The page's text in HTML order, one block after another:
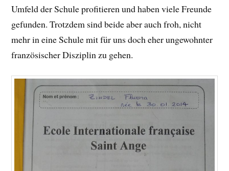
Umfeld der Schule profitieren und haben viele Freunde
gefunden. Trotzdem sind beide aber auch froh, nicht
mehr in eine Schule mit für uns doch eher ungewohnter
französischer Disziplin zu gehen.